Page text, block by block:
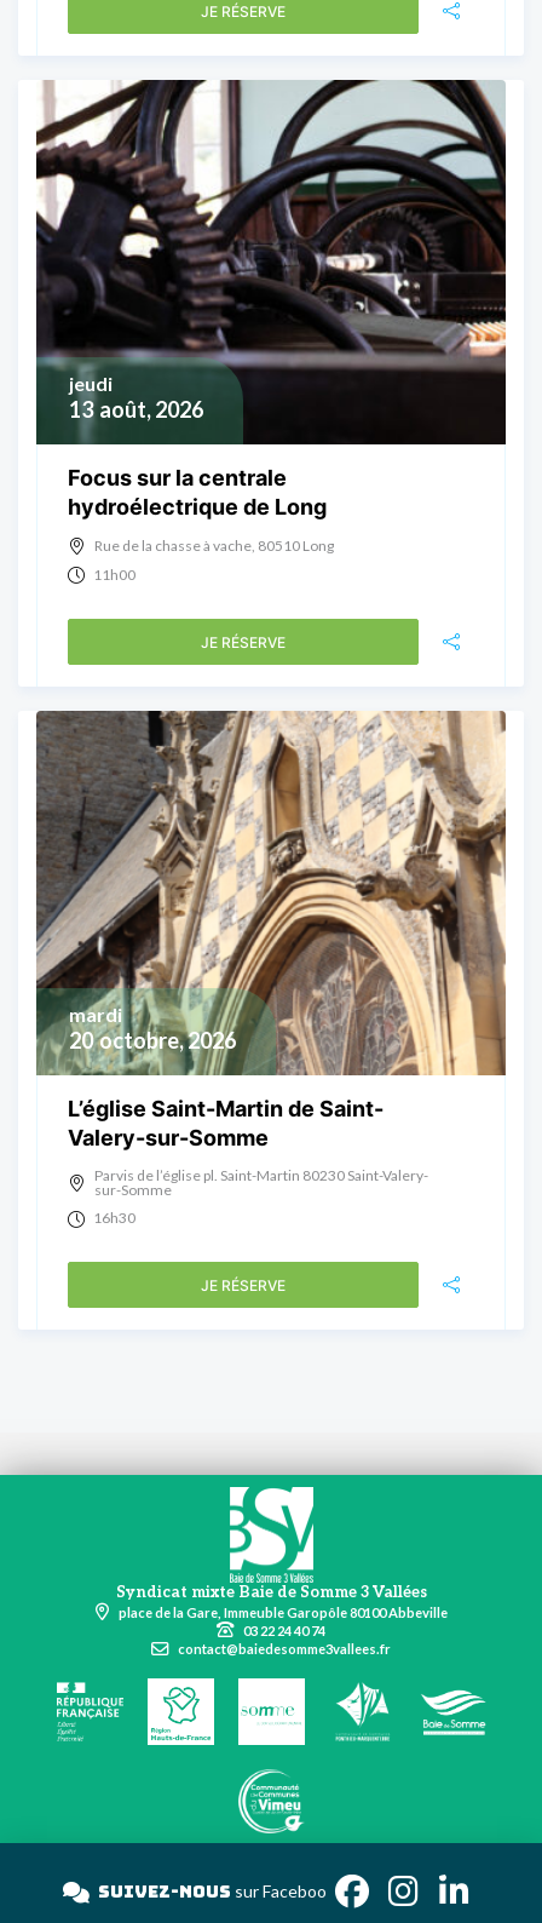
JE RÉSERVE
13 août, 2026
jeudi
Focus sur la centrale
hydroélectrique de Long
Rue de la chasse à vache, 80510 Long
11h00
JE RÉSERVE
20 octobre, 2026
mardi
L’église Saint-Martin de Saint-
Valery-sur-Somme
Parvis de l’église pl. Saint-Martin 80230 Saint-Valery-
sur-Somme
16h30
JE RÉSERVE
Syndicat mixte Baie de Somme 3 Vallées
place de la Gare, Immeuble Garopôle 80100 Abbeville
03 22 24 40 74
contact@baiedesomme3vallees.fr
Suivez-noussur Face